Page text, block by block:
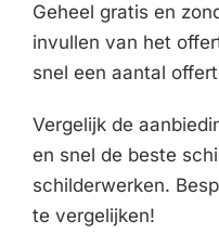
Geheel gratis en
invullen van het
snel een aantal
Vergelijk de
en snel de beste
schilderwerken.
te vergelijken!